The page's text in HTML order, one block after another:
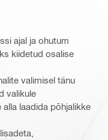
ajal ja ohutum
kiidetud osalise
valimisel tänu
valikule
laadida põhjalikke